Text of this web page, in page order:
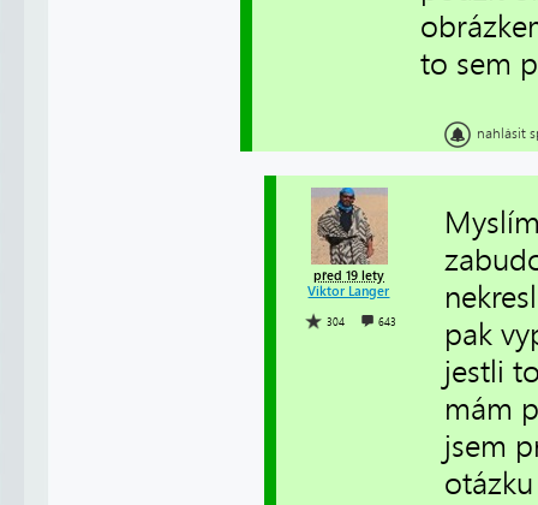
to sem
nahlásit
před 19 lety
Viktor Langer
304 643
pak
jestli
mám
jsem